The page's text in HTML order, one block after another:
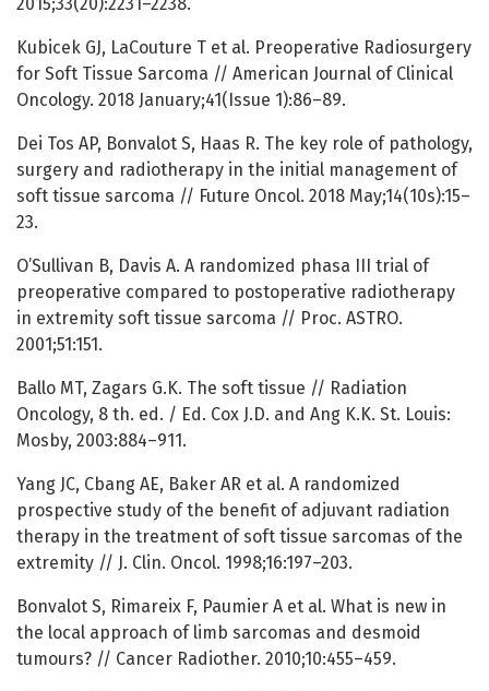
2015;33(20):2231–2238.
Kubicek GJ, LaCouture T et al. Preoperative Radiosurgery
for Soft Tissue Sarcoma // American Journal of Clinical
Oncology. 2018 January;41(Issue 1):86–89.
Dei Tos AP, Bonvalot S, Haas R. The key role of pathology,
surgery and radiotherapy in the initial management of
soft tissue sarcoma // Future Oncol. 2018 May;14(10s):15–
23.
O’Sullivan B, Davis A. A randomized phasa III trial of
preoperative compared to postoperative radiotherapy
in extremity soft tissue sarcoma // Proc. ASTRO.
2001;51:151.
Ballo MT, Zagars G.K. The soft tissue // Radiation
Oncology, 8 th. ed. / Ed. Cox J.D. and Ang K.K. St. Louis:
Mosby, 2003:884–911.
Yang JC, Cbang AE, Baker AR et al. A randomized
prospective study of the benefit of adjuvant radiation
therapy in the treatment of soft tissue sarcomas of the
extremity // J. Clin. Oncol. 1998;16:197–203.
Bonvalot S, Rimareix F, Paumier A et al. What is new in
the local approach of limb sarcomas and desmoid
tumours? // Cancer Radiother. 2010;10:455–459.